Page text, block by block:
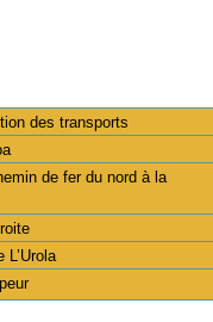
des transports
de fer du nord à la
L’Urola